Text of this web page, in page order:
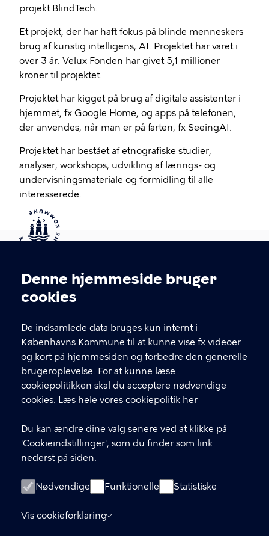
Cookieindstillinger
Denne hjemmeside bruger
cookies
De indsamlede data bruges kun internt i
Københavns Kommune til at kunne vise fx videoer
og kort på hjemmesiden og forbedre den generelle
brugeroplevelse. For at kunne læse
cookiepolitikken skal du acceptere nødvendige
cookies. Læs hele vores cookiepolitik her
Du kan ændre dine valg senere ved at klikke på
'Cookieindstillinger', som du finder som link
nederst på siden.
Nødvendige Funktionelle Statistiske
Vis cookieforklaring
projekt BlindTech.
Et projekt, der har haft fokus på blinde menneskers
brug af kunstig intelligens, AI. Projektet har varet i
over 3 år. Velux Fonden har givet 5,1 millioner
kroner til projektet.
Projektet har kigget på brug af digitale assistenter i
hjemmet, fx Google Home, og apps på telefonen,
der anvendes, når man er på farten, fx SeeingAI.
Projektet har bestået af etnografiske studier,
analyser, workshops, udvikling af lærings- og
undervisningsmateriale og formidling til alle
interesserede.
KONTAKT
Din Sociale Indgang - Voksne
Her finder du din Sociale Indgang, hvis du er
over 18 år eller er bekymret for en anden
borger over 18 år.
Din Sociale Indgang - Børn
under 18 år eller er forældre/værge for et barn
under 18 år.
Selvbetjeningsløsninger